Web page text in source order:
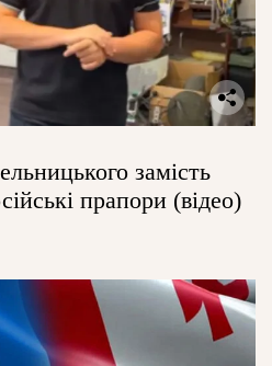
замість
прапори (відео)